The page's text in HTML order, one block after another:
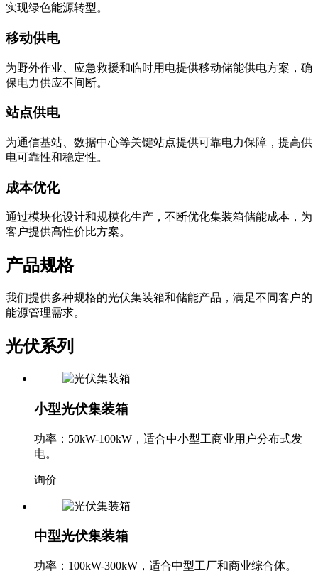
实现绿色能源转型。
移动供电
为野外作业、应急救援和临时用电提供移动储能供电方案，确
保电力供应不间断。
站点供电
为通信基站、数据中心等关键站点提供可靠电力保障，提高供
电可靠性和稳定性。
成本优化
通过模块化设计和规模化生产，不断优化集装箱储能成本，为
客户提供高性价比方案。
产品规格
我们提供多种规格的光伏集装箱和储能产品，满足不同客户的
能源管理需求。
光伏系列
小型光伏集装箱
功率：50kW-100kW，适合中小型工商业用户分布式发
电。
询价
中型光伏集装箱
功率：100kW-300kW，适合中型工厂和商业综合体。